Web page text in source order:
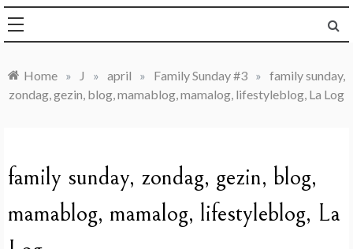
Home » J » april » Family Sunday #3 » family sunday,
zondag, gezin, blog, mamablog, mamalog, lifestyleblog, La Log
family sunday, zondag, gezin, blog,
mamablog, mamalog, lifestyleblog, La